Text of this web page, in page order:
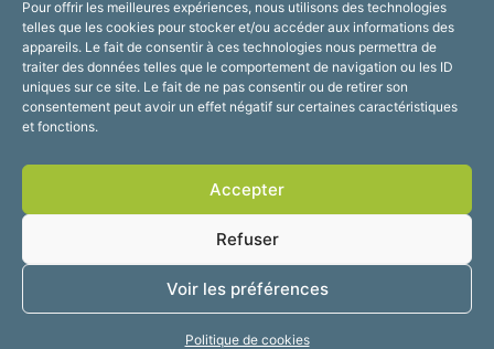
Pour offrir les meilleures expériences, nous utilisons des technologies
telles que les cookies pour stocker et/ou accéder aux informations des
appareils. Le fait de consentir à ces technologies nous permettra de
traiter des données telles que le comportement de navigation ou les ID
uniques sur ce site. Le fait de ne pas consentir ou de retirer son
consentement peut avoir un effet négatif sur certaines caractéristiques
et fonctions.
Accepter
Refuser
Voir les préférences
Politique de cookies
Horaires d’ouverture
Du lundi au vendredi :
de 8h30 à 12h et de 13h30 à 17h30
Suivez-nous !
Accessibilité
Mentions légales
2025 © Propulsé par